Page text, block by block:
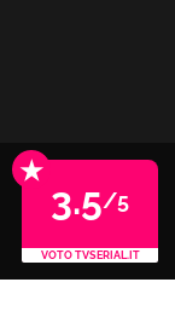
★
3.5/5
VOTO TVSERIAL.IT